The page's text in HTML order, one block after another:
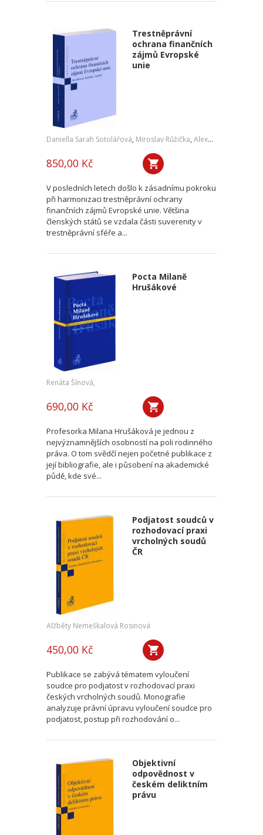
Trestněprávní
ochrana finančních
zájmů Evropské
unie
Daniella Sarah Sotolářová, Miroslav Růžička, Alexander Sotolář
850,00 Kč
V posledních letech došlo k zásadnímu pokroku
při harmonizaci trestněprávní ochrany
finančních zájmů Evropské unie. Většina
členských států se vzdala části suverenity v
trestněprávní sféře a...
Pocta Milaně
Hrušákové
Renáta Šínová,
690,00 Kč
Profesorka Milana Hrušáková je jednou z
nejvýznamnějších osobností na poli rodinného
práva. O tom svědčí nejen početné publikace z
její bibliografie, ale i působení na akademické
půdě, kde své...
Podjatost soudců v
rozhodovací praxi
vrcholných soudů
ČR
Alžběty Nemeškalová Rosinová
450,00 Kč
Publikace se zabývá tématem vyloučení
soudce pro podjatost v rozhodovací praxi
českých vrcholných soudů. Monografie
analyzuje právní úpravu vyloučení soudce pro
podjatost, postup při rozhodování o...
Objektivní
odpovědnost v
českém deliktním
právu